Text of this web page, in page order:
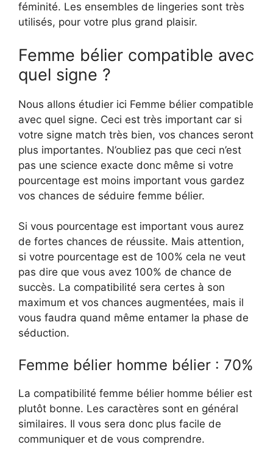
féminité. Les ensembles de lingeries sont très
utilisés, pour votre plus grand plaisir.
Femme bélier compatible avec
quel signe ?
Nous allons étudier ici Femme bélier compatible
avec quel signe. Ceci est très important car si
votre signe match très bien, vos chances seront
plus importantes. N’oubliez pas que ceci n’est
pas une science exacte donc même si votre
pourcentage est moins important vous gardez
vos chances de séduire femme bélier.
Si vous pourcentage est important vous aurez
de fortes chances de réussite. Mais attention,
si votre pourcentage est de 100% cela ne veut
pas dire que vous avez 100% de chance de
succès. La compatibilité sera certes à son
maximum et vos chances augmentées, mais il
vous faudra quand même entamer la phase de
séduction.
Femme bélier homme bélier : 70%
La compatibilité femme bélier homme bélier est
plutôt bonne. Les caractères sont en général
similaires. Il vous sera donc plus facile de
communiquer et de vous comprendre.